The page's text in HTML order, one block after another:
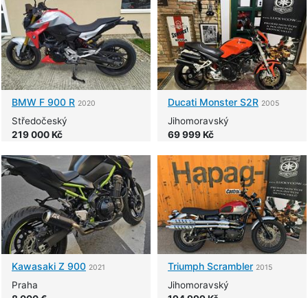
BMW F 900 R 2020
Středočeský
219 000 Kč
Ducati Monster S2R 2005
Jihomoravský
69 999 Kč
Kawasaki Z 900 2021
Praha
Triumph Scrambler 2015
Jihomoravský